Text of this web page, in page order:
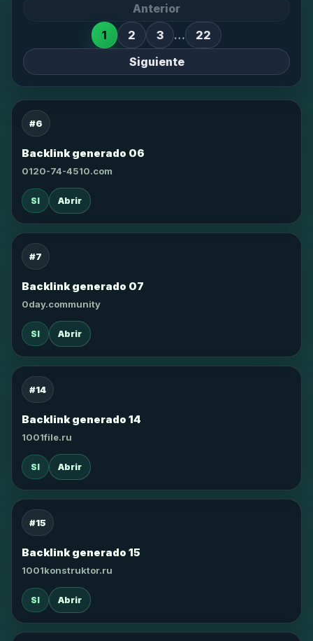
Anterior
1
2 3 …
22
Siguiente
#6
Backlink generado 06
0120-74-4510.com
SI Abrir
#7
Backlink generado 07
0day.community
SI Abrir
#14
Backlink generado 14
1001file.ru
SI Abrir
#15
Backlink generado 15
1001konstruktor.ru
SI Abrir